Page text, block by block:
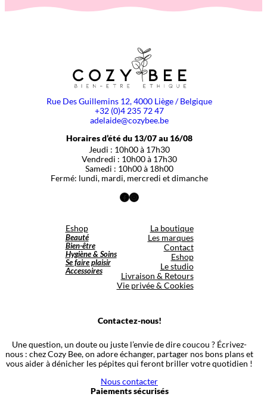
Rue Des Guillemins 12, 4000 Liège / Belgique
+32 (0)4 235 72 47
adelaide@cozybee.be
Horaires d’été du 13/07 au 16/08
Jeudi : 10h00 à 17h30
Vendredi : 10h00 à 17h30
Samedi : 10h00 à 18h00
Fermé: lundi, mardi, mercredi et dimanche
Facebook
Instagram
Eshop
Beauté
Bien-être
Hygiène & Soins
Se faire plaisir
Accessoires
La boutique
Les marques
Contact
Eshop
Le studio
Livraison & Retours
Vie privée & Cookies
Contactez-nous!
Une question, un doute ou juste l’envie de dire coucou ? Écrivez-
nous : chez Cozy Bee, on adore échanger, partager nos bons plans et
vous aider à dénicher les pépites qui feront briller votre quotidien !
Nous contacter
Paiements sécurisés